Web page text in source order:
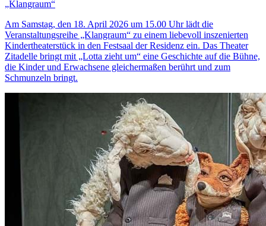
„Klangraum“
Am Samstag, den 18. April 2026 um 15.00 Uhr lädt die
Veranstaltungsreihe „Klangraum“ zu einem liebevoll inszenierten
Kindertheaterstück in den Festsaal der Residenz ein. Das Theater
Zitadelle bringt mit „Lotta zieht um“ eine Geschichte auf die Bühne,
die Kinder und Erwachsene gleichermaßen berührt und zum
Schmunzeln bringt.